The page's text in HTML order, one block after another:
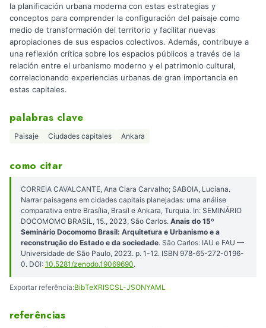
la planificación urbana moderna con estas estrategias y
conceptos para comprender la configuración del paisaje como
medio de transformación del territorio y facilitar nuevas
apropiaciones de sus espacios colectivos. Además, contribuye a
una reflexión crítica sobre los espacios públicos a través de la
relación entre el urbanismo moderno y el patrimonio cultural,
correlacionando experiencias urbanas de gran importancia en
estas capitales.
palabras clave
Paisaje Ciudades capitales Ankara
como citar
CORREIA CAVALCANTE, Ana Clara Carvalho; SABOIA, Luciana.
Narrar paisagens em cidades capitais planejadas: uma análise
comparativa entre Brasília, Brasil e Ankara, Turquia. In: SEMINÁRIO
DOCOMOMO BRASIL, 15., 2023, São Carlos. Anais do 15º
Seminário Docomomo Brasil: Arquitetura e Urbanismo e a
reconstrução do Estado e da sociedade. São Carlos: IAU e FAU —
Universidade de São Paulo, 2023. p. 1-12. ISBN 978-65-272-0196-
0. DOI: 10.5281/zenodo.19069690.
Exportar referência:BibTeXRISCSL-JSONYAML
referências